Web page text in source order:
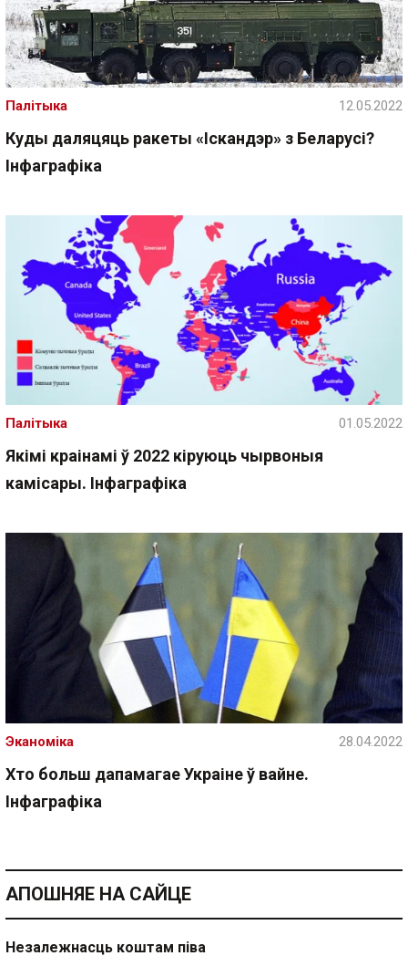
Куды даляцяць ракеты «Іскандэр» з Беларусі?
Інфаграфіка
Палітыка 12.05.2022
Якімі краінамі ў 2022 кіруюць чырвоныя
камісары. Інфаграфіка
Палітыка 01.05.2022
Хто больш дапамагае Украіне ў вайне.
Інфаграфіка
Эканоміка 28.04.2022
АПОШНЯЕ НА САЙЦЕ
Незалежнасць коштам піва